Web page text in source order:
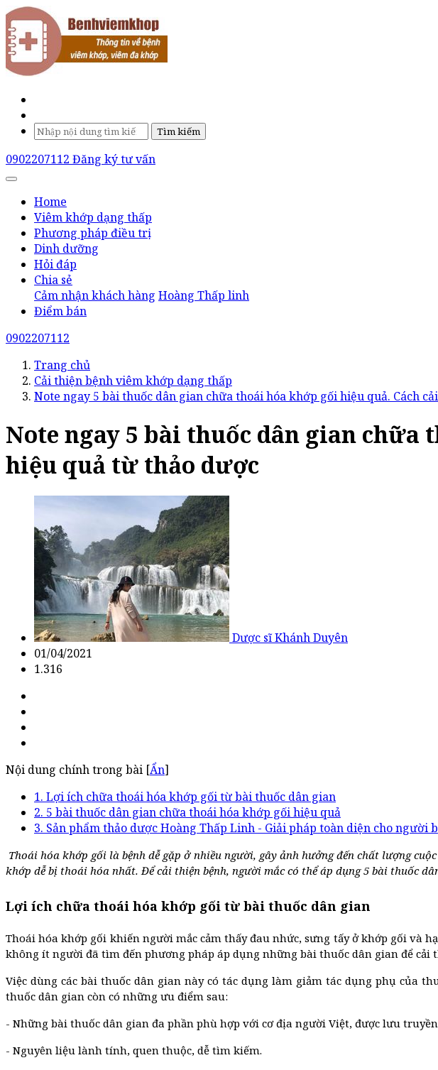
Tìm kiếm
0902207112 Đăng ký tư vấn
Home
Viêm khớp dạng thấp
Phương pháp điều trị
Dinh dưỡng
Hỏi đáp
Chia sẻ
Cảm nhận khách hàng Hoàng Thấp linh
Điểm bán
0902207112
Trang chủ
Cải thiện bệnh viêm khớp dạng thấp
Note ngay 5 bài thuốc dân gian chữa thoái hóa khớp gối hiệu quả. Cách
Note ngay 5 bài thuốc dân gian chữa
hiệu quả từ thảo dược
Dược sĩ Khánh Duyên
01/04/2021
1.316
Nội dung chính trong bài [Ẩn]
1. Lợi ích chữa thoái hóa khớp gối từ bài thuốc dân gian
2. 5 bài thuốc dân gian chữa thoái hóa khớp gối hiệu quả
3. Sản phẩm thảo dược Hoàng Thấp Linh - Giải pháp toàn diện cho người
Thoái hóa khớp gối là bệnh dễ gặp ở nhiều người, gây ảnh hưởng đến chất lượng
khớp dễ bị thoái hóa nhất. Để cải thiện bệnh, người mắc có thể áp dụng 5 bài thuốc
Lợi ích chữa thoái hóa khớp gối từ bài thuốc dân gian
Thoái hóa khớp gối khiến người mắc cảm thấy đau nhức, sưng tấy ở khớp gối và
không ít người đã tìm đến phương pháp áp dụng những bài thuốc dân gian để cải
Việc dùng các bài thuốc dân gian này có tác dụng làm giảm tác dụng phụ của
thuốc dân gian còn có những ưu điểm sau:
- Những bài thuốc dân gian đa phần phù hợp với cơ địa người Việt, được lưu
- Nguyên liệu lành tính, quen thuộc, dễ tìm kiếm.